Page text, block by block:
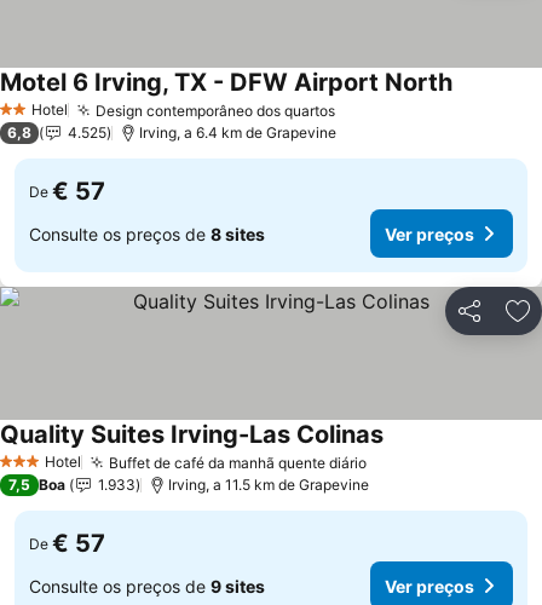
2 Estrelas
Hotel Design contemporâneo dos quartosVer preços
Motel 6 Irving, TX - DFW Airport NorthVer
6,8 4.525 Irving, a 6.4 km de Grapevine
De € 57
Consulte os preços de 8 sites Ver preços
Partilhar
3 EstrelasHotel Buffet de café da manhã quente diárioVer preços
Quality Suites Irving-Las ColinasVer preços
7,5 Boa 1.933 Irving, a 11.5 km de Grapevine
De € 57
Consulte os preços de 9 sites Ver preços